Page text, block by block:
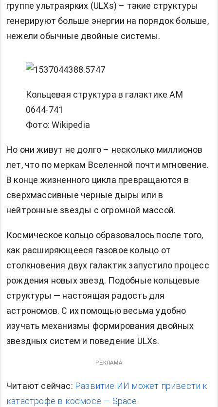
группе ультраярких (ULXs) – такие структуры
генерируют больше энергии на порядок больше,
нежели обычные двойные системы.
Кольцевая структура в галактике AM
0644-741
Фото: Wikipedia
Но они живут не долго – несколько миллионов
лет, что по меркам Вселенной почти мгновение.
В конце жизненного цикла превращаются в
сверхмассивные черные дыры или в
нейтронные звезды с огромной массой.
Космическое кольцо образовалось после того,
как расширяющееся газовое кольцо от
столкновения двух галактик запустило процесс
рождения новых звезд. Подобные кольцевые
структуры — настоящая радость для
астрономов. С их помощью весьма удобно
изучать механизмы формирования двойных
звездных систем и поведение ULXs.
РЕКЛАМА
Читают сейчас: Развитие ИИ может привести к
катастрофе в космосе — Space.